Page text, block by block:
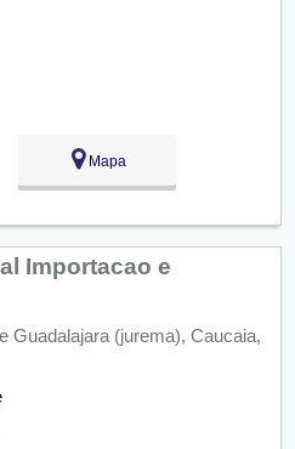
Mapa
Importacao e
Guadalajara (jurema), Caucaia,